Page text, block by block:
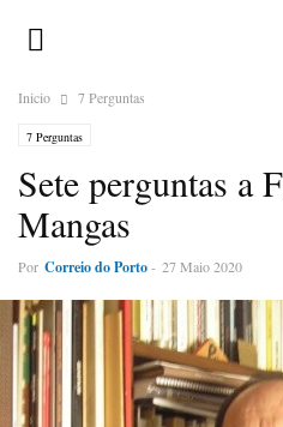
Inicio 7 Perguntas
7 Perguntas
Sete perguntas a
Mangas
Por Correio do Porto- 27 Maio 2020